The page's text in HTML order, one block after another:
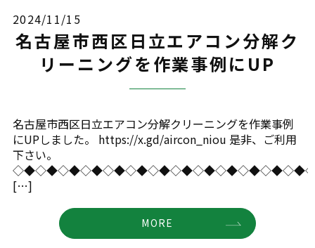
2024/11/15
名古屋市西区日立エアコン分解ク
リーニングを作業事例にUP
名古屋市西区日立エアコン分解クリーニングを作業事例
にUPしました。 https://x.gd/aircon_niou 是非、ご利用
下さい。
[…]
MORE